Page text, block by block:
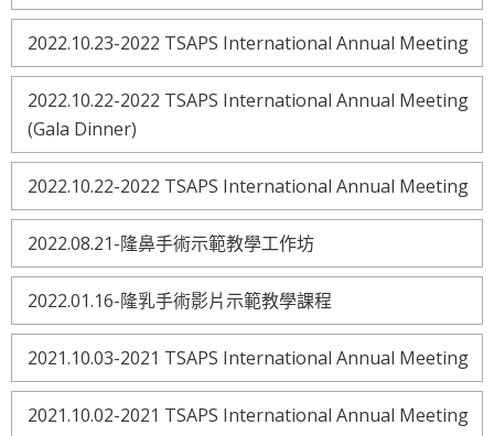
2022.10.23-2022 TSAPS International Annual Meeting
2022.10.22-2022 TSAPS International Annual Meeting
(Gala Dinner)
2022.10.22-2022 TSAPS International Annual Meeting
2022.08.21-隆鼻手術示範教學工作坊
2022.01.16-隆乳手術影片示範教學課程
2021.10.03-2021 TSAPS International Annual Meeting
2021.10.02-2021 TSAPS International Annual Meeting